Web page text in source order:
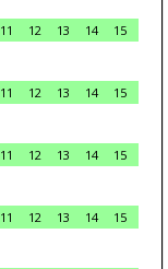
11 12 13 14
15
11 12 13 14
15
11 12 13 14
15
11 12 13 14
15